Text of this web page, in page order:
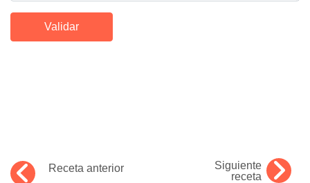
Receta anterior
Siguiente
receta